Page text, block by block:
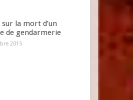
sur la mort d’un
de gendarmerie
2015